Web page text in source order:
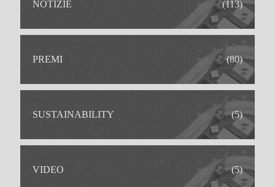
NOTIZIE (113)
PREMI (80)
SUSTAINABILITY (5)
VIDEO (5)